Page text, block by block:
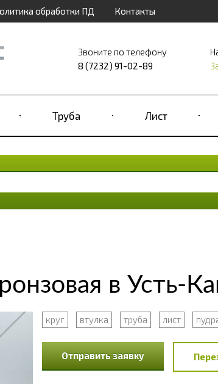
обработки ПД Контакты
Звоните по телефону
8 (7232) 91-02-89
Труба Лист
в Усть-
круг втулка труба лист
Отправить заявку